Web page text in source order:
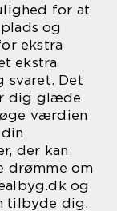
for at
og
ekstra
ekstra
svaret. Det
dig glæde
værdien
der kan
drømme om
og
tilbyde dig.